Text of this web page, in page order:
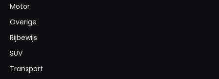
Motor
Overige
Rijbewijs
SUV
Transport